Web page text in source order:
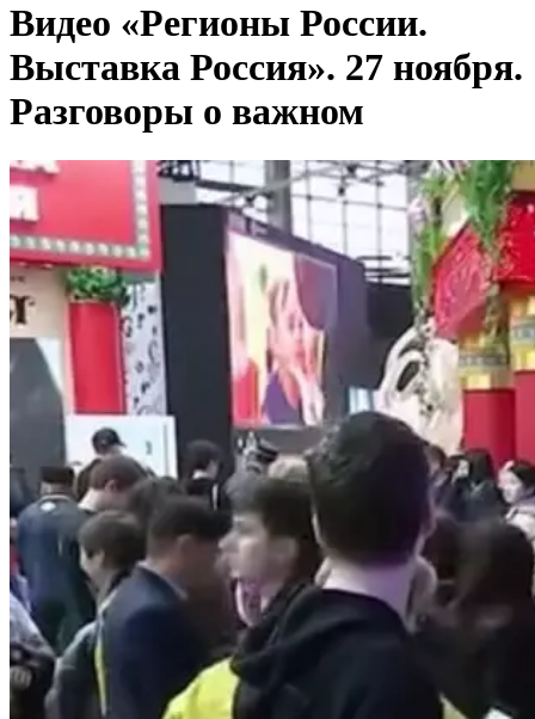
Видео «Регионы России.
Выставка Россия». 27 ноября.
Разговоры о важном